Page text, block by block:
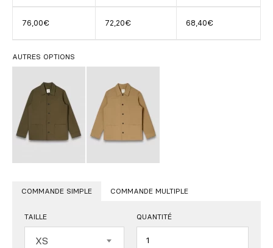
76,00€ 72,20€ 68,40€
AUTRES OPTIONS
COMMANDE SIMPLE COMMANDE MULTIPLE
TAILLE
XS
QUANTITÉ